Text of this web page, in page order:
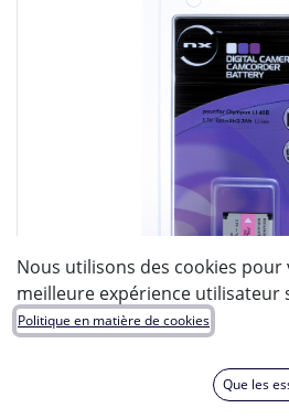
Nous utilisons des cookies
meilleure expérience utilisateur
Politique en matière de cookies
Que les